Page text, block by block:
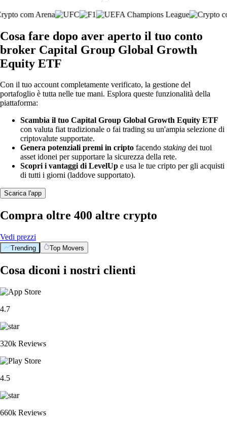
Cosa fare dopo aver aperto il tuo conto
broker Capital Group Global Growth
Equity ETF
Con il tuo account completamente verificato, la gestione del
portafoglio è tutta nelle tue mani. Esplora queste funzionalità della
piattaforma:
Scambia il tuo Capital Group Global Growth Equity ETF
con valuta fiat tradizionale o fai trading su un'ampia selezione di
criptovalute supportate.
Genera potenziali premi in cripto facendo staking dei tuoi
asset idonei per supportare la sicurezza della rete.
Scopri i vantaggi di LevelUp e usa le tue cripto per gli acquisti
di tutti i giorni (laddove supportato).
Scarica l'app
Compra oltre 400 altre crypto
Vedi prezzi
Trending Top Movers
Cosa diconi i nostri clienti
4.7
320k Reviews
4.5
660k Reviews